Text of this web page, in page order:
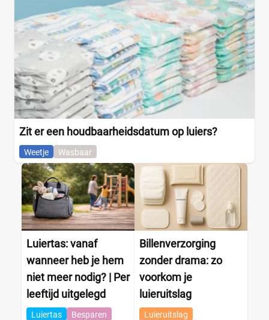
Zit er een houdbaarheidsdatum op luiers?
Weetje Wasbaar
Luiertas: vanaf
wanneer heb je hem
niet meer nodig? | Per
leeftijd uitgelegd
Luiertas
Besparen
Billenverzorging
zonder drama: zo
voorkom je
luieruitslag
Luieruitslag